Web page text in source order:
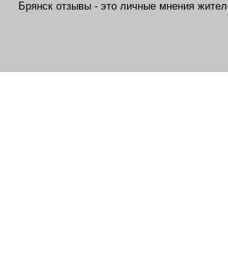
Брянск отзывы - это личные мнения